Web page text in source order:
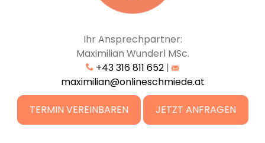
Ihr Ansprechpartner:
Maximilian Wunderl MSc.
+43 316 811 652 |
maximilian@onlineschmiede.at
TERMIN VEREINBAREN JETZT ANFRAGEN